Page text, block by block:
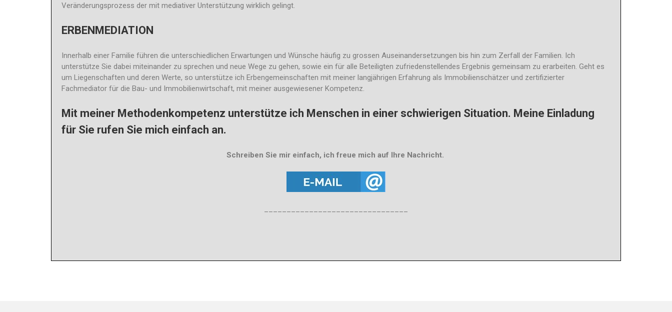
Veränderungsprozess der mit mediativer Unterstützung wirklich gelingt.
ERBENMEDIATION
Innerhalb einer Familie führen die unterschiedlichen Erwartungen und Wünsche häufig zu grossen Auseinandersetzungen bis hin zum Zerfall der Familien. Ich
unterstütze Sie dabei miteinander zu sprechen und neue Wege zu gehen, sowie ein für alle Beteiligten zufriedenstellendes Ergebnis gemeinsam zu erarbeiten. Geht es
um Liegenschaften und deren Werte, so unterstütze ich Erbengemeinschaften mit meiner langjährigen Erfahrung als Immobilienschätzer und zertifizierter
Fachmediator für die Bau- und Immobilienwirtschaft, mit meiner ausgewiesener Kompetenz.
Mit meiner Methodenkompetenz unterstütze ich Menschen in einer schwierigen Situation. Meine Einladung
für Sie rufen Sie mich einfach an.
Schreiben Sie mir einfach, ich freue mich auf Ihre Nachricht.